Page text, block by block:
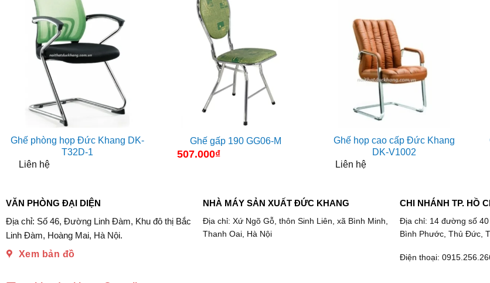
Ghế phòng họp Đức Khang DK-
T32D-1
Liên hệ
Ghế gấp 190 GG06-M
507.000₫
Ghế họp cao cấp Đức Khang
DK-V1002
Liên hệ
VĂN PHÒNG ĐẠI DIỆN
Địa chỉ: Số 46, Đường Linh Đàm, Khu đô thị Bắc
Linh Đàm, Hoàng Mai, Hà Nội.
Xem bản đồ
NHÀ MÁY SẢN XUẤT ĐỨC KHANG
Địa chỉ: Xứ Ngõ Gỗ, thôn Sinh Liên, xã Bình Minh,
Thanh Oai, Hà Nội
CHI NHÁNH TP. HỒ
Địa chỉ: 14 đường số
Bình Phước, Thủ Đức,
Điện thoại: